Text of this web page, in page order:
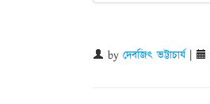
by দেবজিৎ ভট্টাচার্য